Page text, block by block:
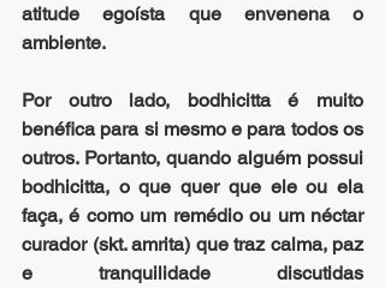
atitude egoísta que envenena o
ambiente.
Por outro lado, bodhicitta é muito
benéfica para si mesmo e para todos os
outros. Portanto, quando alguém possui
bodhicitta, o que quer que ele ou ela
faça, é como um remédio ou um néctar
curador (skt. amrita) que traz calma, paz
e tranquilidade discutidas